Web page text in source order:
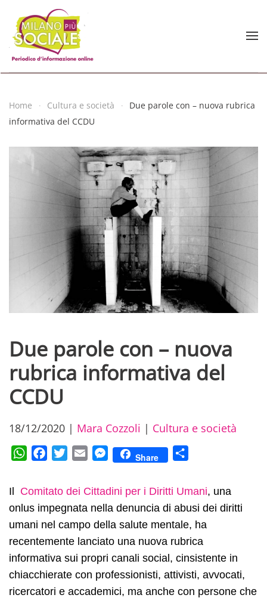
Skip to main content
Home Cultura e società
Due parole con – nuova rubrica
informativa del CCDU
Due parole con – nuova
rubrica informativa del
CCDU
18/12/2020 | Mara Cozzoli | Cultura e società
WhatsAppFacebookTwitterEmail Messenger
Share
Il Comitato dei Cittadini per i Diritti Umani, una
onlus impegnata nella denuncia di abusi dei diritti
umani nel campo della salute mentale, ha
recentemente lanciato una nuova rubrica
informativa sui propri canali social, cinsistente in
chiacchierate con professionisti, attivisti, avvocati,
ricercatori e accademici, ma anche con persone che